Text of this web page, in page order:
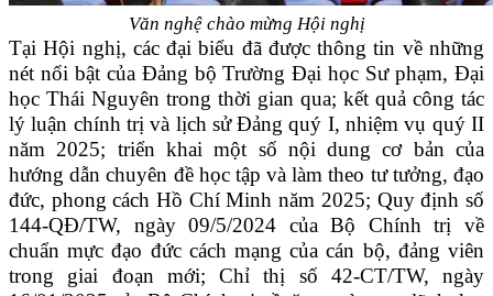
Văn nghệ chào mừng Hội nghị
Tại Hội nghị, các đại biểu đã được thông tin về những
nét nổi bật của Đảng bộ Trường Đại học Sư phạm, Đại
học Thái Nguyên trong thời gian qua; kết quả công tác
lý luận chính trị và lịch sử Đảng quý I, nhiệm vụ quý II
năm 2025; triển khai một số nội dung cơ bản của
hướng dẫn chuyên đề học tập và làm theo tư tưởng, đạo
đức, phong cách Hồ Chí Minh năm 2025; Quy định số
144-QĐ/TW, ngày 09/5/2024 của Bộ Chính trị về
chuẩn mực đạo đức cách mạng của cán bộ, đảng viên
trong giai đoạn mới; Chỉ thị số 42-CT/TW, ngày